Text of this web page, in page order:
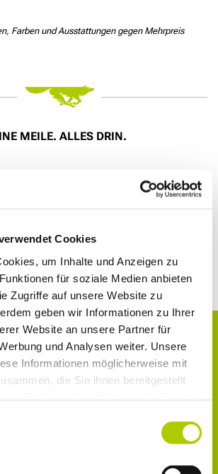
Cookies
um Inhalte und Anzeigen zu
für soziale Medien anbieten
Zugriffe auf unsere Website zu
geben wir Informationen zu Ihrer
Website an unsere Partner für
und Analysen weiter. Unsere
Informationen möglicherweise mit
die Sie ihnen bereitgestellt
Farben und Ausstattungen gegen Mehrpreis
MEILE. ALLES DRIN.
Leasing, Zweigniederlassung der
GmbH, Gifhorner Straße 57, 38112
Kunden die für den Abschluss des
Bonität vorausgesetzt.
KONTAKT